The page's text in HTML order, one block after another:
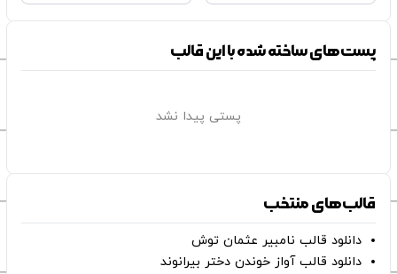
پست‌های ساخته شده با این قالب
پستی پیدا نشد
قالب‌های منتخب
دانلود قالب نامبیر عثمان ‌توش
دانلود قالب آواز خوندن دختر بیرانوند